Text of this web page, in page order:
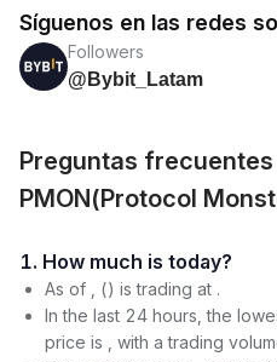
Síguenos en las redes
Followers
@Bybit_Latam
Preguntas
PMON(Protocol
1. How much is today?
As of , () is trading at .
In the last 24 hours, the
price is , with a trading